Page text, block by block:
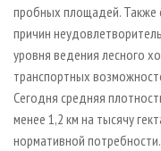
пробных площадей. Также
причин
уровня ведения лесного
транспортных
Сегодня средняя
менее 1,2 км на тысячу
нормативной потребности.